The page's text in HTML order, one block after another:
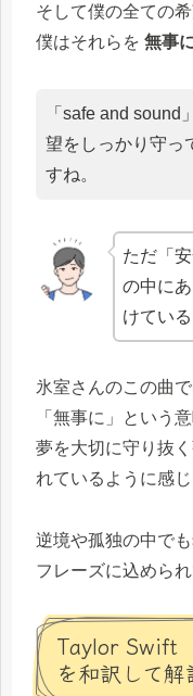
そして僕の全ての
僕はそれらを 無事
「safe and sound
望をしっかり守っ
すね。
ただ「
の中に
けてい
氷室さんのこの曲
「無事に」という
夢を大切に守り抜
れているように感じ
逆境や孤独の中で
フレーズに込めら
Taylor Swift
を和訳して解